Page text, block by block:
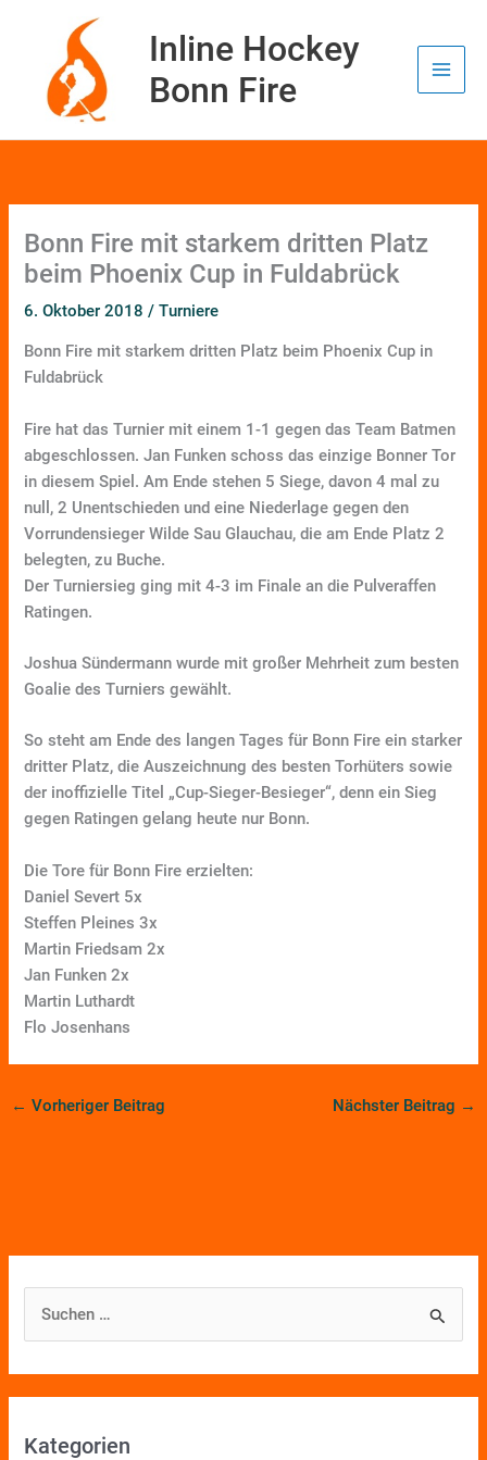
springen
Inline Hockey
Bonn Fire
Bonn Fire mit starkem dritten Platz
beim Phoenix Cup in Fuldabrück
6. Oktober 2018/Turniere
Bonn Fire mit starkem dritten Platz beim Phoenix Cup in
Fuldabrück
Fire hat das Turnier mit einem 1-1 gegen das Team Batmen
abgeschlossen. Jan Funken schoss das einzige Bonner Tor
in diesem Spiel. Am Ende stehen 5 Siege, davon 4 mal zu
null, 2 Unentschieden und eine Niederlage gegen den
Vorrundensieger Wilde Sau Glauchau, die am Ende Platz 2
belegten, zu Buche.
Der Turniersieg ging mit 4-3 im Finale an die Pulveraffen
Ratingen.
Joshua Sündermann wurde mit großer Mehrheit zum besten
Goalie des Turniers gewählt.
So steht am Ende des langen Tages für Bonn Fire ein starker
dritter Platz, die Auszeichnung des besten Torhüters sowie
der inoffizielle Titel „Cup-Sieger-Besieger“, denn ein Sieg
gegen Ratingen gelang heute nur Bonn.
Die Tore für Bonn Fire erzielten:
Daniel Severt 5x
Steffen Pleines 3x
Martin Friedsam 2x
Jan Funken 2x
Martin Luthardt
Flo Josenhans
← Vorheriger Beitrag Nächster Beitrag →
e
Kategorien